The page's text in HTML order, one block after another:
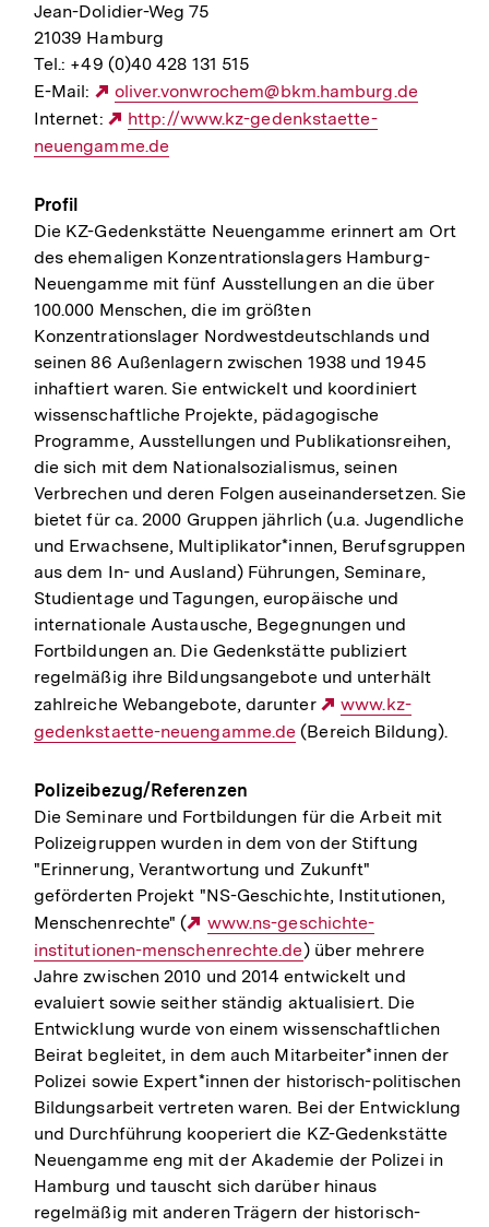
Jean-Dolidier-Weg 75
21039 Hamburg
Tel.: +49 (0)40 428 131 515
E-Mail:
Externer
Link:
oliver.vonwrochem@bkm.hamburg.de
Internet:
Externer
Link:
http://www.kz-gedenkstaette-
neuengamme.de
Profil
Die KZ-Gedenkstätte Neuengamme erinnert am Ort
des ehemaligen Konzentrationslagers Hamburg-
Neuengamme mit fünf Ausstellungen an die über
100.000 Menschen, die im größten
Konzentrationslager Nordwestdeutschlands und
seinen 86 Außenlagern zwischen 1938 und 1945
inhaftiert waren. Sie entwickelt und koordiniert
wissenschaftliche Projekte, pädagogische
Programme, Ausstellungen und Publikationsreihen,
die sich mit dem Nationalsozialismus, seinen
Verbrechen und deren Folgen auseinandersetzen. Sie
bietet für ca. 2000 Gruppen jährlich (u.a. Jugendliche
und Erwachsene, Multiplikator*innen, Berufsgruppen
aus dem In- und Ausland) Führungen, Seminare,
Studientage und Tagungen, europäische und
internationale Austausche, Begegnungen und
Fortbildungen an. Die Gedenkstätte publiziert
regelmäßig ihre Bildungsangebote und unterhält
zahlreiche Webangebote, darunter
Externer
Link:
www.kz-
gedenkstaette-neuengamme.de (Bereich Bildung).
Polizeibezug/Referenzen
Die Seminare und Fortbildungen für die Arbeit mit
Polizeigruppen wurden in dem von der Stiftung
"Erinnerung, Verantwortung und Zukunft"
geförderten Projekt "NS-Geschichte, Institutionen,
Menschenrechte" (
Externer
Link:
www.ns-geschichte-
institutionen-menschenrechte.de) über mehrere
Jahre zwischen 2010 und 2014 entwickelt und
evaluiert sowie seither ständig aktualisiert. Die
Entwicklung wurde von einem wissenschaftlichen
Beirat begleitet, in dem auch Mitarbeiter*innen der
Polizei sowie Expert*innen der historisch-politischen
Bildungsarbeit vertreten waren. Bei der Entwicklung
und Durchführung kooperiert die KZ-Gedenkstätte
Neuengamme eng mit der Akademie der Polizei in
Hamburg und tauscht sich darüber hinaus
regelmäßig mit anderen Trägern der historisch-